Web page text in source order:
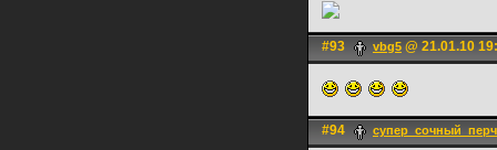
#93 vbg5 @ 21.01.10
#94